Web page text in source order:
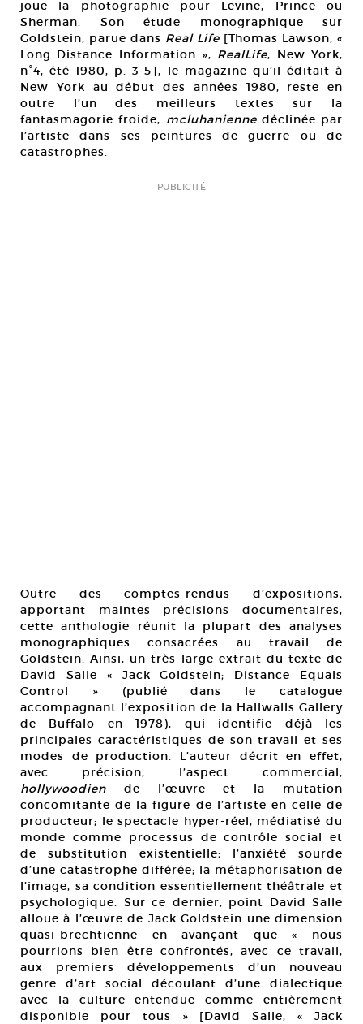
joue la photographie pour Levine, Prince ou
Sherman. Son étude monographique sur
Goldstein, parue dans Real Life [Thomas Lawson, «
Long Distance Information », RealLife, New York,
n°4, été 1980, p. 3-5], le magazine qu’il éditait à
New York au début des années 1980, reste en
outre l’un des meilleurs textes sur la
fantasmagorie froide, mcluhaniennedéclinée par
l’artiste dans ses peintures de guerre ou de
catastrophes.
PUBLICITÉ
Outre des comptes-rendus d’expositions,
apportant maintes précisions documentaires,
cette anthologie réunit la plupart des analyses
monographiques consacrées au travail de
Goldstein. Ainsi, un très large extrait du texte de
David Salle « Jack Goldstein; Distance Equals
Control » (publié dans le catalogue
accompagnant l’exposition de la Hallwalls Gallery
de Buffalo en 1978), qui identifie déjà les
principales caractéristiques de son travail et ses
modes de production. L’auteur décrit en effet,
avec précision, l’aspect commercial,
hollywoodien de l’œuvre et la mutation
concomitante de la figure de l’artiste en celle de
producteur; le spectacle hyper-réel, médiatisé du
monde comme processus de contrôle social et
de substitution existentielle; l’anxiété sourde
d’une catastrophe différée; la métaphorisation de
l’image, sa condition essentiellement théâtrale et
psychologique. Sur ce dernier, point David Salle
alloue à l’œuvre de Jack Goldstein une dimension
quasi-brechtienne en avançant que « nous
pourrions bien être confrontés, avec ce travail,
aux premiers développements d’un nouveau
genre d’art social découlant d’une dialectique
avec la culture entendue comme entièrement
disponible pour tous » [David Salle, « Jack